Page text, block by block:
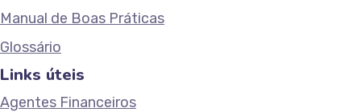
Manual de Boas Práticas
Glossário
Links úteis
Agentes Financeiros